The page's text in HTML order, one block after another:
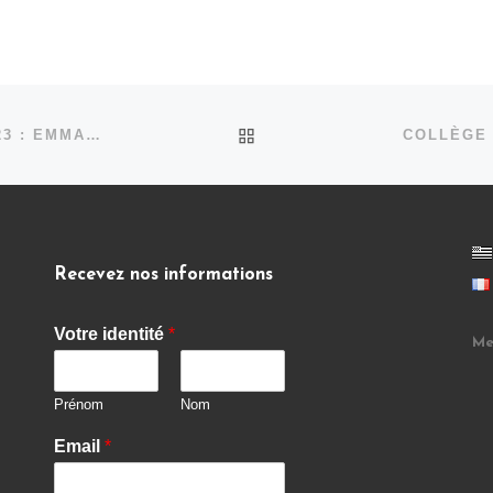
EXPOSITION DU 21 OCTOBRE AU 20 DÉCEMBRE 2023 : EMMANUEL LEPAGE ET LES PHARES DU BOUT DU MONDE »
RETOUR À LA LISTE
COLLÈGE
Recevez nos informations
Votre identité *
Prénom Nom
Email *